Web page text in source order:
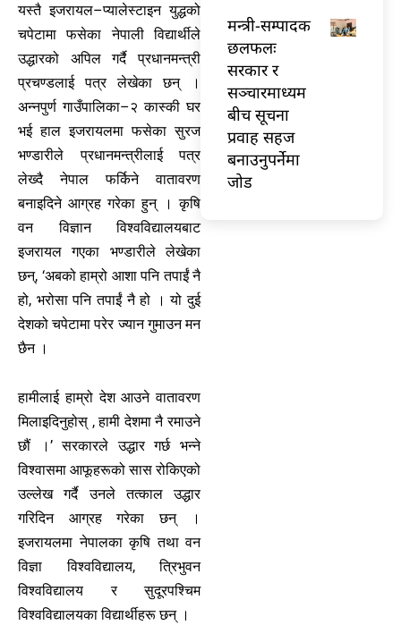
यस्तै इजरायल–प्यालेस्टाइन युद्धको
चपेटामा फसेका नेपाली विद्यार्थीले
उद्धारको अपिल गर्दै प्रधानमन्त्री
प्रचण्डलाई पत्र लेखेका छन् ।
अन्नपुर्ण गाउँपालिका–२ कास्की घर
भई हाल इजरायलमा फसेका सुरज
भण्डारीले प्रधानमन्त्रीलाई पत्र
लेख्दै नेपाल फर्किने वातावरण
बनाइदिने आग्रह गरेका हुन् । कृषि
वन विज्ञान विश्वविद्यालयबाट
इजरायल गएका भण्डारीले लेखेका
छन्, ‘अबको हाम्रो आशा पनि तपाईं नै
हो, भरोसा पनि तपाईं नै हो । यो दुई
देशको चपेटामा परेर ज्यान गुमाउन मन
छैन ।
हामीलाई हाम्रो देश आउने वातावरण
मिलाइदिनुहोस् , हामी देशमा नै रमाउने
छौं ।’ सरकारले उद्धार गर्छ भन्ने
विश्वासमा आफूहरूको सास रोकिएको
उल्लेख गर्दै उनले तत्काल उद्धार
गरिदिन आग्रह गरेका छन् ।
इजरायलमा नेपालका कृषि तथा वन
विज्ञा विश्वविद्यालय, त्रिभुवन
विश्वविद्यालय र सुदूरपश्चिम
विश्वविद्यालयका विद्यार्थीहरू छन् ।
मन्त्री-सम्पादक
छलफलः
सरकार र
सञ्चारमाध्यम
बीच सूचना
प्रवाह सहज
बनाउनुपर्नेमा
जोड